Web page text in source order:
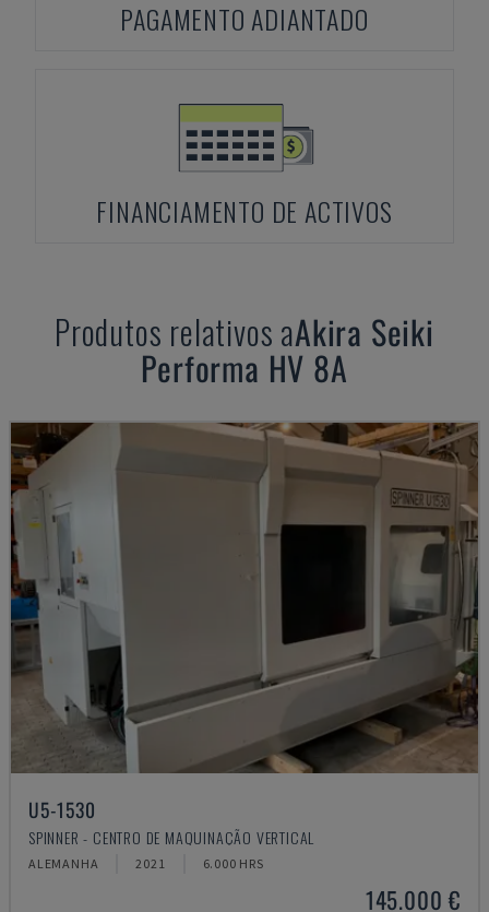
PAGAMENTO ADIANTADO
FINANCIAMENTO DE ACTIVOS
Produtos relativos aAkira Seiki
Performa HV 8A
U5-1530
SPINNER - CENTRO DE MAQUINAÇÃO VERTICAL
ALEMANHA 2021 6.000 HRS
145.000 €